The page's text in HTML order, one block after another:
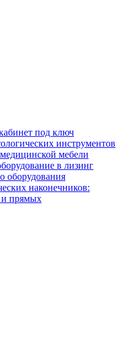
под ключ
инструментов
мебели
в лизинг
оборудования
наконечников:
и прямых